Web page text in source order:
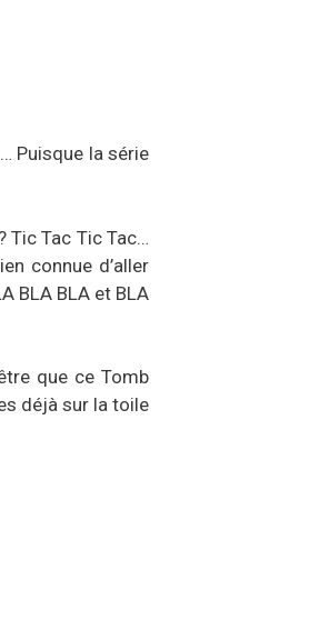
Puisque la série
Tic Tac Tic Tac…
connue d’aller
BLA BLA et BLA
que ce Tomb
déjà sur la toile